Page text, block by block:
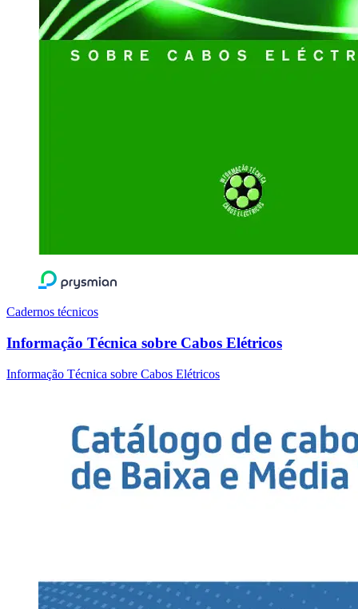
Cadernos técnicos
Informação Técnica sobre Cabos Elétricos
Informação Técnica sobre Cabos Elétricos